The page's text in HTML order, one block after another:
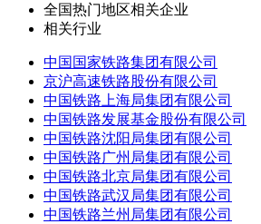
全国热门地区相关企业
相关行业
中国国家铁路集团有限公司
京沪高速铁路股份有限公司
中国铁路上海局集团有限公司
中国铁路发展基金股份有限公司
中国铁路沈阳局集团有限公司
中国铁路广州局集团有限公司
中国铁路北京局集团有限公司
中国铁路武汉局集团有限公司
中国铁路兰州局集团有限公司